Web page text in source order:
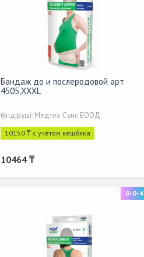
Бандаж до и послеродовой арт
4505,XXXL
Өндіруші: Медтех Суис ЕООД
10150 ₸ с учётом кешбэка
10464 ₸
0-0-4